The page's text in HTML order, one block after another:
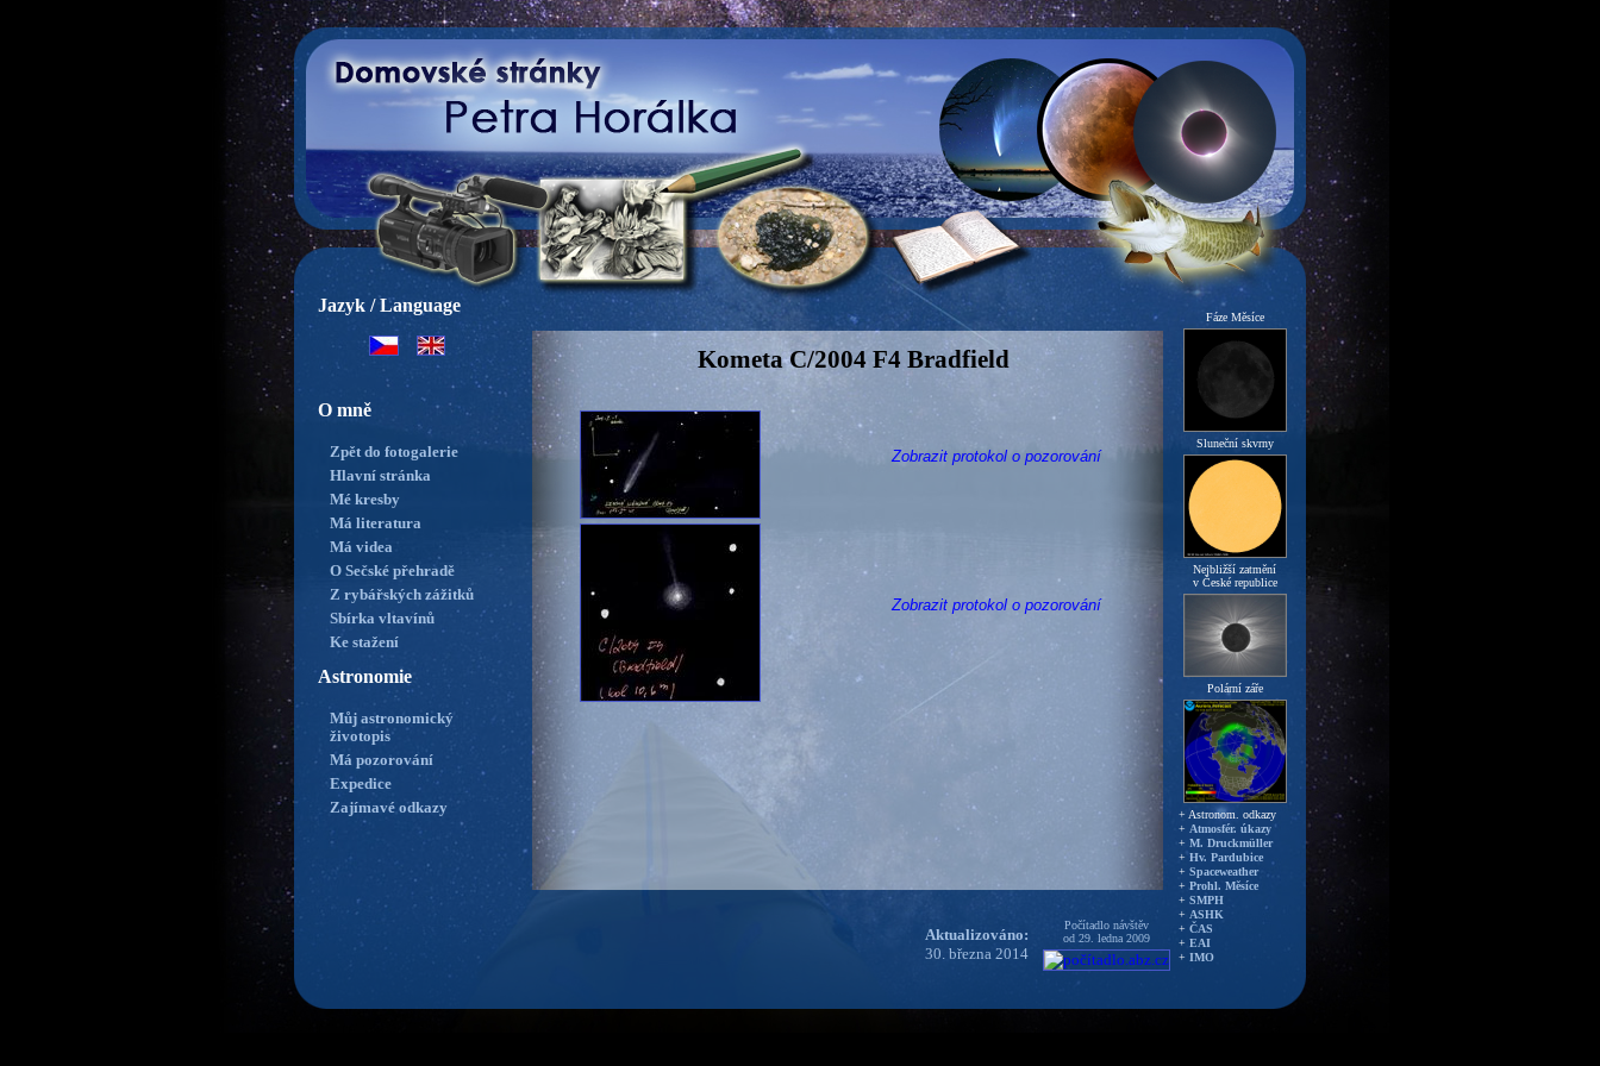
Kometa C/2004 F4 Bradfield
Zobrazit protokol o pozorování
Zobrazit protokol o pozorování
Jazyk / Language
O mně
Zpět do fotogalerie
Hlavní stránka
Mé kresby
Má literatura
Má videa
O Sečské přehradě
Z rybářských zážitků
Sbírka vltavínů
Ke stažení
Astronomie
Můj astronomický
životopis
Má pozorování
Expedice
Zajímavé odkazy
Aktualizováno:
30. března 2014
Počítadlo návštěv
od 29. ledna 2009
Fáze Měsíce
Sluneční skvrny
Nejbližší zatmění
v České republice
Polární záře
+ Astronom. odkazy
+ Atmosfér. úkazy
+ M. Druckmüller
+ Hv. Pardubice
+ Spaceweather
+ Prohl. Měsíce
+ SMPH
+ ASHK
+ ČAS
+ EAI
+ IMO